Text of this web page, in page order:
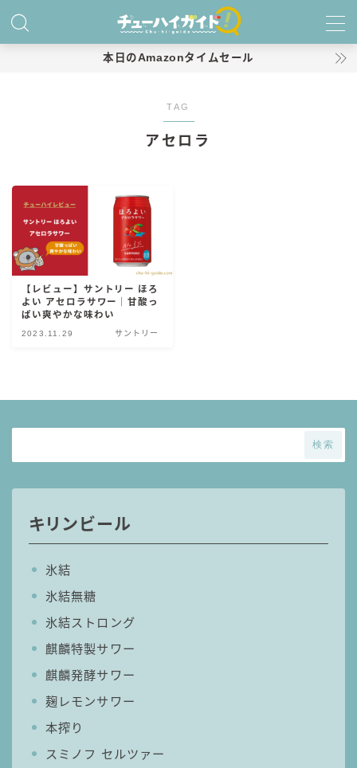
商品レビュー
キリン
氷結
氷結 無糖
氷結 ストロング
麹レモンサワー
ー196℃ 瞬間凍結
CRAFT－196℃
こだわり酒場
ほろよい
BAR Pomum（バー・ポームム）
ジムビームハイボール
GREEN1/2（グリーンハーフ）
鏡月焼酎ハイ
本日のAmazonタイムセール
TAG
アセロラ
【レビュー】サントリー ほろ
よい アセロラサワー｜甘酸っ
ぱい爽やかな味わい
2023.11.29 サントリー
検索
キリンビール
氷結
氷結無糖
氷結ストロング
麒麟特製サワー
麒麟発酵サワー
麹レモンサワー
本搾り
スミノフ セルツァー